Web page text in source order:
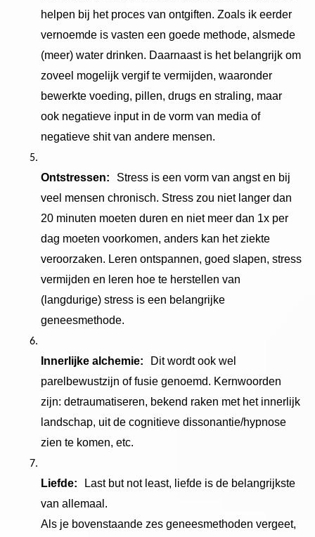
helpen bij het proces van ontgiften. Zoals ik eerder
vernoemde is vasten een goede methode, alsmede
(meer) water drinken. Daarnaast is het belangrijk om
zoveel mogelijk vergif te vermijden, waaronder
bewerkte voeding, pillen, drugs en straling, maar
ook negatieve input in de vorm van media of
negatieve shit van andere mensen.
Ontstressen:
Stress is een vorm van angst en bij
veel mensen chronisch. Stress zou niet langer dan
20 minuten moeten duren en niet meer dan 1x per
dag moeten voorkomen, anders kan het ziekte
veroorzaken. Leren ontspannen, goed slapen, stress
vermijden en leren hoe te herstellen van
(langdurige) stress is een belangrijke
geneesmethode.
Innerlijke alchemie:
Dit wordt ook wel
parelbewustzijn of fusie genoemd. Kernwoorden
zijn: detraumatiseren, bekend raken met het innerlijk
landschap, uit de cognitieve dissonantie/hypnose
zien te komen, etc.
Liefde:
Last but not least, liefde is de belangrijkste
van allemaal.
Als je bovenstaande zes geneesmethoden vergeet,